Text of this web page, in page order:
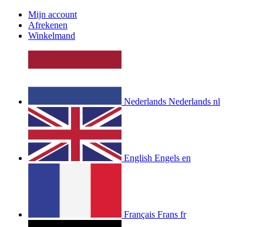
Mijn account
Afrekenen
Winkelmand
Nederlands Nederlands nl
English Engels en
Français Frans fr